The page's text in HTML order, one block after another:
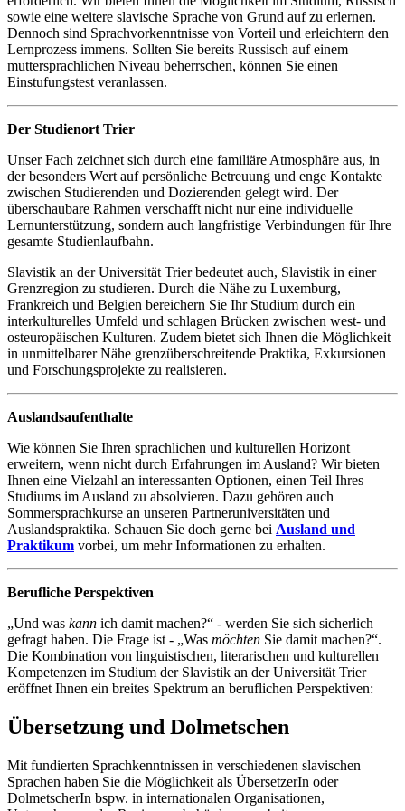
sowie eine weitere slavische Sprache von Grund auf zu erlernen.
Dennoch sind Sprachvorkenntnisse von Vorteil und erleichtern den
Lernprozess immens. Sollten Sie bereits Russisch auf einem
muttersprachlichen Niveau beherrschen, können Sie einen
Einstufungstest veranlassen.
Der Studienort Trier
Unser Fach zeichnet sich durch eine familiäre Atmosphäre aus, in
der besonders Wert auf persönliche Betreuung und enge Kontakte
zwischen Studierenden und Dozierenden gelegt wird. Der
überschaubare Rahmen verschafft nicht nur eine individuelle
Lernunterstützung, sondern auch langfristige Verbindungen für Ihre
gesamte Studienlaufbahn.
Slavistik an der Universität Trier bedeutet auch, Slavistik in einer
Grenzregion zu studieren. Durch die Nähe zu Luxemburg,
Frankreich und Belgien bereichern Sie Ihr Studium durch ein
interkulturelles Umfeld und schlagen Brücken zwischen west- und
osteuropäischen Kulturen. Zudem bietet sich Ihnen die Möglichkeit
in unmittelbarer Nähe grenzüberschreitende Praktika, Exkursionen
und Forschungsprojekte zu realisieren.
Auslandsaufenthalte
Wie können Sie Ihren sprachlichen und kulturellen Horizont
erweitern, wenn nicht durch Erfahrungen im Ausland? Wir bieten
Ihnen eine Vielzahl an interessanten Optionen, einen Teil Ihres
Studiums im Ausland zu absolvieren. Dazu gehören auch
Sommersprachkurse an unseren Partneruniversitäten und
Auslandspraktika. Schauen Sie doch gerne bei Ausland und
Praktikum vorbei, um mehr Informationen zu erhalten.
Berufliche Perspektiven
„Und was kann ich damit machen?“ - werden Sie sich sicherlich
gefragt haben. Die Frage ist - „Was möchten Sie damit machen?“.
Die Kombination von linguistischen, literarischen und kulturellen
Kompetenzen im Studium der Slavistik an der Universität Trier
eröffnet Ihnen ein breites Spektrum an beruflichen Perspektiven:
Übersetzung und Dolmetschen
Mit fundierten Sprachkenntnissen in verschiedenen slavischen
Sprachen haben Sie die Möglichkeit als ÜbersetzerIn oder
DolmetscherIn bspw. in internationalen Organisationen,